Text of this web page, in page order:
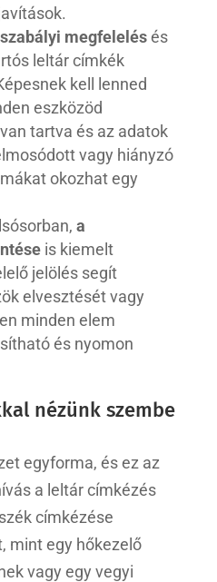
megfelelésés
leltár címkék
kell lenned
eszközöd
tartva és az adatok
vagy hiányzó
okozhat egy
a
is kiemelt
jelölés segít
elvesztését vagy
minden elem
és nyomon
nézünk szembe
egyforma, és ez az
a leltár címkézés
címkézése
mint egy hőkezelő
vagy egy vegyi